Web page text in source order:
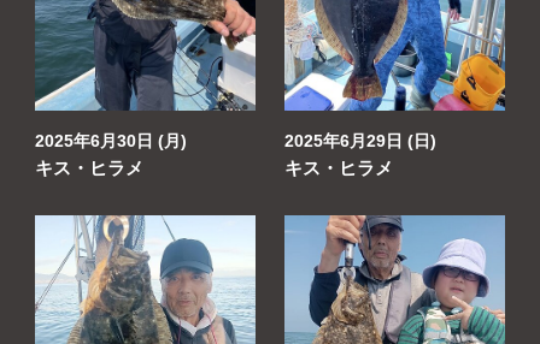
2025年6月30日 (月)
キス・ヒラメ
2025年6月29日 (日)
キス・ヒラメ